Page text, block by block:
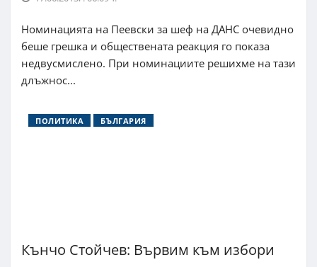
Номинацията на Пеевски за шеф на ДАНС очевидно
беше грешка и обществената реакция го показа
недвусмислено. При номинациите решихме на тази
длъжнос...
ПОЛИТИКА БЪЛГАРИЯ
Кънчо Стойчев: Вървим към избори